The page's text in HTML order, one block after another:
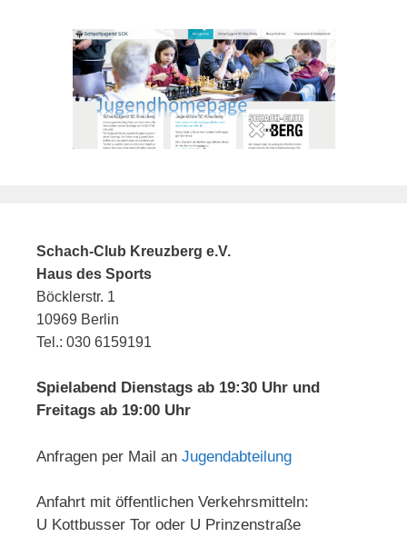
Schach-Club Kreuzberg e.V.
Haus des Sports
Böcklerstr. 1
10969 Berlin
Tel.: 030 6159191
Spielabend Dienstags ab 19:30 Uhr und
Freitags ab 19:00 Uhr
Anfragen per Mail an Jugendabteilung
Anfahrt mit öffentlichen Verkehrsmitteln:
U Kottbusser Tor oder U Prinzenstraße